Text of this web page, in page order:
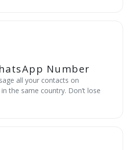
Number
all your contacts on
the same country. Don’t lose